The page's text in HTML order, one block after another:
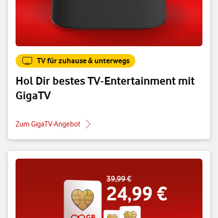
TV für zuhause & unterwegs
Hol Dir bestes TV-Entertainment mit
GigaTV
Zum GigaTV-Angebot